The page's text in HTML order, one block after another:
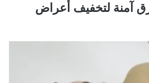
آمنة لتخفيف أعراض